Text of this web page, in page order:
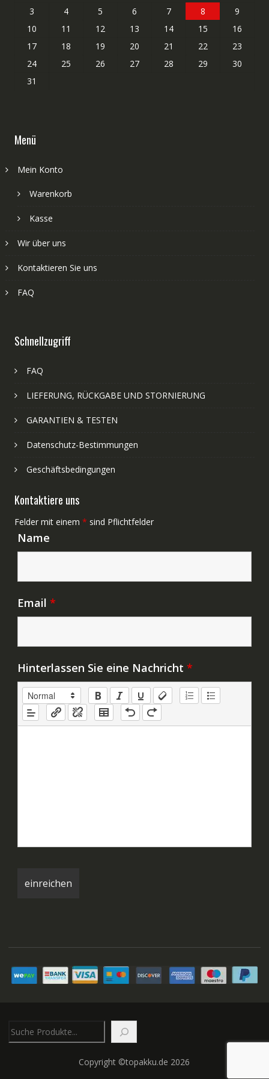
3
4 5 6 7 8
9
10
11 12 13 14 15
16
17
18 19 20 21 22
23
24
25 26 27 28 29
30
31
Menü
Mein Konto
Warenkorb
Kasse
Wir über uns
Kontaktieren Sie uns
FAQ
Schnellzugriff
FAQ
LIEFERUNG, RÜCKGABE UND STORNIERUNG
GARANTIEN & TESTEN
Datenschutz-Bestimmungen
Geschäftsbedingungen
Kontaktiere uns
Felder mit einem * sind Pflichtfelder
Name
Email *
Hinterlassen Sie eine Nachricht *
Copyright ©topakku.de 2026